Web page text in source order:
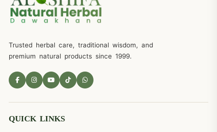
Trusted herbal care, traditional wisdom, and
premium natural products since 1999.
QUICK LINKS